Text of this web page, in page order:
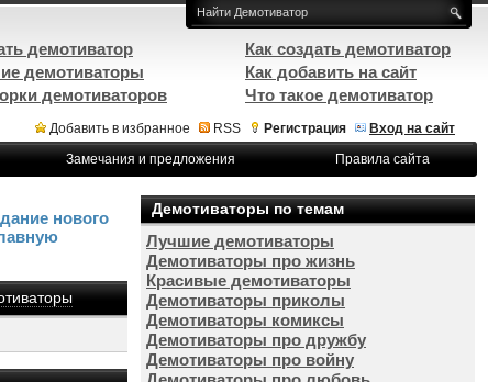
Добавить в избранное RSS Регистрация
Вход на сайт
Замечания и предложения Правила сайта
нового
Демотиваторы по темам
Лучшие демотиваторы
Демотиваторы про жизнь
Красивые демотиваторы
Демотиваторы приколы
Демотиваторы комиксы
Демотиваторы про дружбу
Демотиваторы про войну
демотиватор
демотиваторы
демотиваторов
Как создать демотиватор
Как добавить на сайт
Что такое демотиватор